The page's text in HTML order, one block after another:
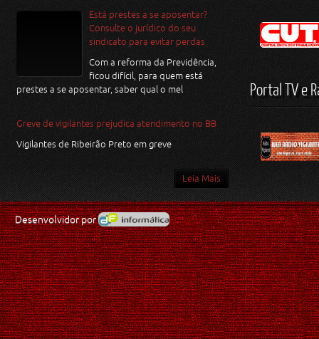
Está prestes a se aposentar?
Consulte o jurídico do seu
sindicato para evitar perdas
Com a reforma da Previdência,
ficou difícil, para quem está
prestes a se aposentar, saber qual o mel
Greve de vigilantes prejudica atendimento no BB
Vigilantes de Ribeirão Preto em greve
Leia Mais
Portal TV e
Desenvolvidor por